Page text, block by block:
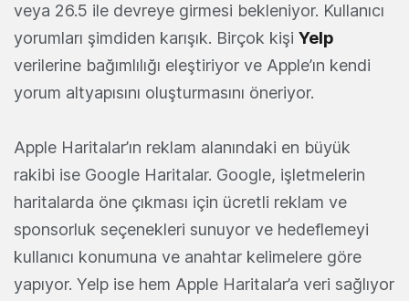
veya 26.5 ile devreye girmesi bekleniyor. Kullanıcı
yorumları şimdiden karışık. Birçok kişi Yelp
verilerine bağımlılığı eleştiriyor ve Apple’ın kendi
yorum altyapısını oluşturmasını öneriyor.
Apple Haritalar’ın reklam alanındaki en büyük
rakibi ise Google Haritalar. Google, işletmelerin
haritalarda öne çıkması için ücretli reklam ve
sponsorluk seçenekleri sunuyor ve hedeflemeyi
kullanıcı konumuna ve anahtar kelimelere göre
yapıyor. Yelp ise hem Apple Haritalar’a veri sağlıyor